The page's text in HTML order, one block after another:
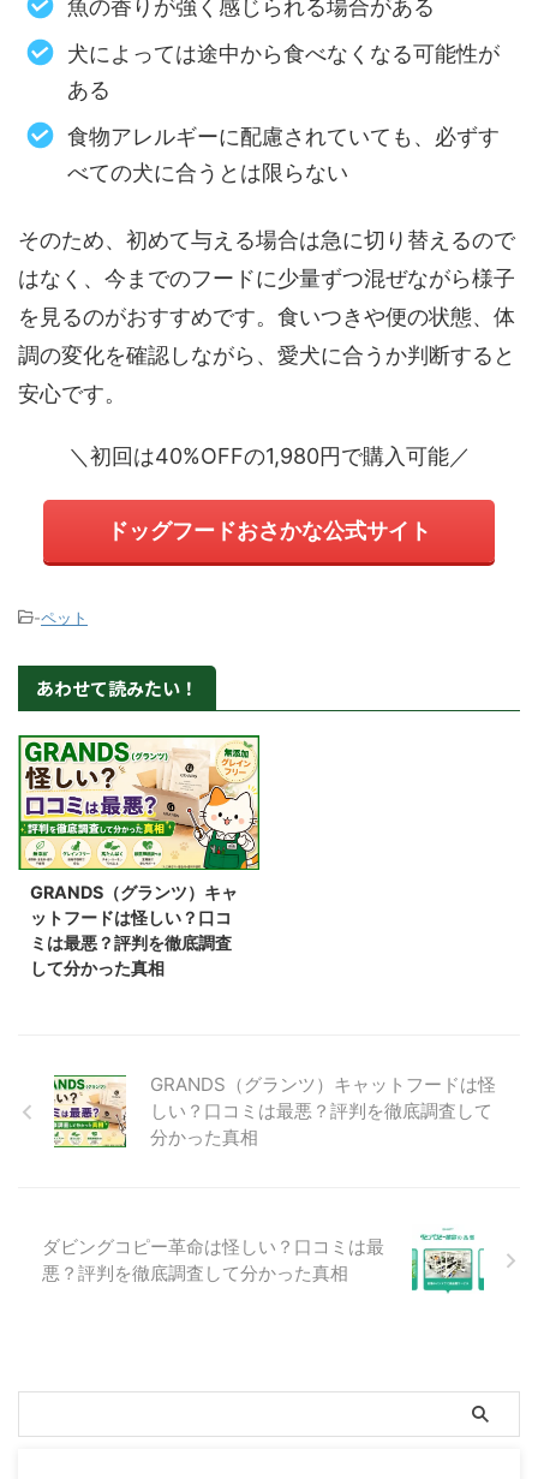
魚の香りが強く感じられる場合がある
犬によっては途中から食べなくなる可能性が
ある
食物アレルギーに配慮されていても、必ずす
べての犬に合うとは限らない
そのため、初めて与える場合は急に切り替えるので
はなく、今までのフードに少量ずつ混ぜながら様子
を見るのがおすすめです。食いつきや便の状態、体
調の変化を確認しながら、愛犬に合うか判断すると
安心です。
＼初回は40%OFFの1,980円で購入可能／
ドッグフードおさかな公式サイト
-ペット
あわせて読みたい！
GRANDS（グランツ）キャ
ットフードは怪しい？口コ
ミは最悪？評判を徹底調査
して分かった真相
GRANDS（グランツ）キャットフードは怪
しい？口コミは最悪？評判を徹底調査して
分かった真相
ダビングコピー革命は怪しい？口コミは最
悪？評判を徹底調査して分かった真相